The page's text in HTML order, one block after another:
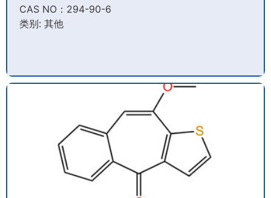
CAS NO：294-90-6​
类别: 其他